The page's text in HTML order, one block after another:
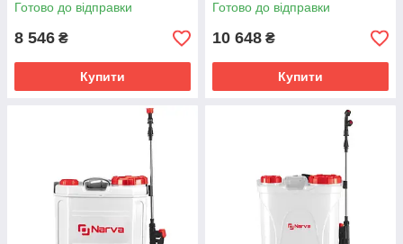
Готово до відправки
8 546 ₴
Купити
Готово до відправки
10 648 ₴
Купити